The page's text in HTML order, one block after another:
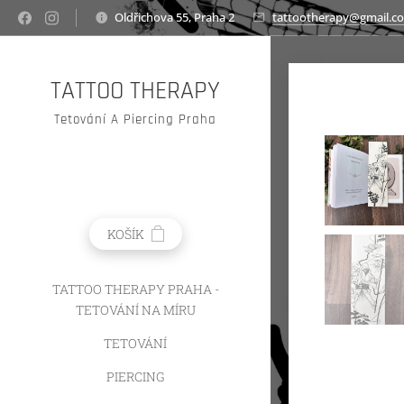
Oldřichova 55, Praha 2
TATTOO THERAPY
Tetování A Piercing Praha
KOŠÍK
TATTOO THERAPY PRAHA -
TETOVÁNÍ NA MÍRU
TETOVÁNÍ
PIERCING